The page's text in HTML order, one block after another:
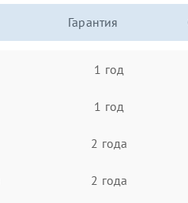
Гарантия
1 год
1 год
2 года
2 года